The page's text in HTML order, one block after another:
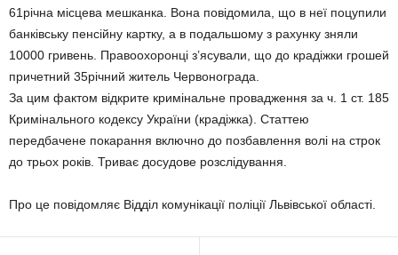
61річна місцева мешканка. Вона повідомила, що в неї поцупили
банківську пенсійну картку, а в подальшому з рахунку зняли
10000 гривень. Правоохоронці з’ясували, що до крадіжки грошей
причетний 35річний житель Червонограда.
За цим фактом відкрите кримінальне провадження за ч. 1 ст. 185
Кримінального кодексу України (крадіжка). Статтею
передбачене покарання включно до позбавлення волі на строк
до трьох років. Триває досудове розслідування.
Про це повідомляє Відділ комунікації поліції Львівської області.